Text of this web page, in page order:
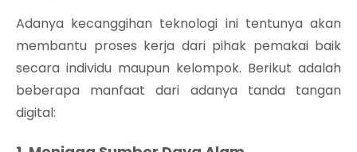
Adanya kecanggihan teknologi ini tentunya akan
membantu proses kerja dari pihak pemakai baik
secara individu maupun kelompok. Berikut adalah
beberapa manfaat dari adanya tanda tangan
digital: